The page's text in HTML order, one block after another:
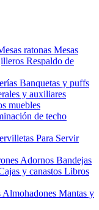
ratonas Mesas
Respaldo de
Banquetas y puffs
y auxiliares
muebles
de techo
Para Servir
Adornos Bandejas
y canastos Libros
Almohadones Mantas y